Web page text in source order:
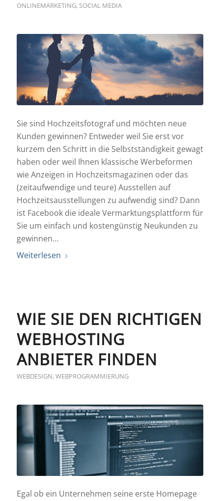
ONLINEMARKETING, SOCIAL MEDIA
Sie sind Hochzeitsfotograf und möchten neue
Kunden gewinnen? Entweder weil Sie erst vor
kurzem den Schritt in die Selbstständigkeit gewagt
haben oder weil Ihnen klassische Werbeformen
wie Anzeigen in Hochzeitsmagazinen oder das
(zeitaufwendige und teure) Ausstellen auf
Hochzeitsausstellungen zu aufwendig sind? Dann
ist Facebook die ideale Vermarktungsplattform für
Sie um einfach und kostengünstig Neukunden zu
gewinnen…
Weiterlesen
WIE SIE DEN RICHTIGEN
WEBHOSTING
ANBIETER FINDEN
WEBDESIGN,WEBPROGRAMMIERUNG
Egal ob ein Unternehmen seine erste Homepage